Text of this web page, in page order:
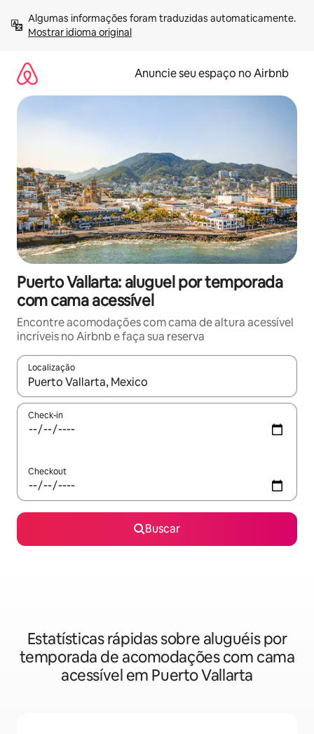
para
Mostrar idioma original
Anuncie seu espaço no Airbnb
Puerto Vallarta: aluguel por temporada
com cama acessível
Encontre acomodações com cama de altura acessível
incríveis no Airbnb e faça sua reserva
Localização
Quando os resultados estiverem disponíveis, explore-os
Check-in
Checkout
Buscar
Estatísticas rápidas sobre aluguéis por
temporada de acomodações com cama
acessível em Puerto Vallarta